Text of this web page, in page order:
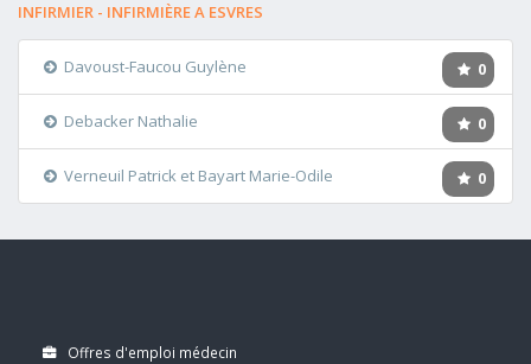
INFIRMIER - INFIRMIÈRE A ESVRES
0
Davoust-Faucou Guylène
0
Debacker Nathalie
0
Verneuil Patrick et Bayart Marie-Odile
Offres d'emploi médecin